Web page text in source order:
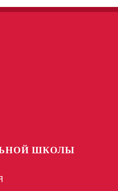
ШКОЛЫ